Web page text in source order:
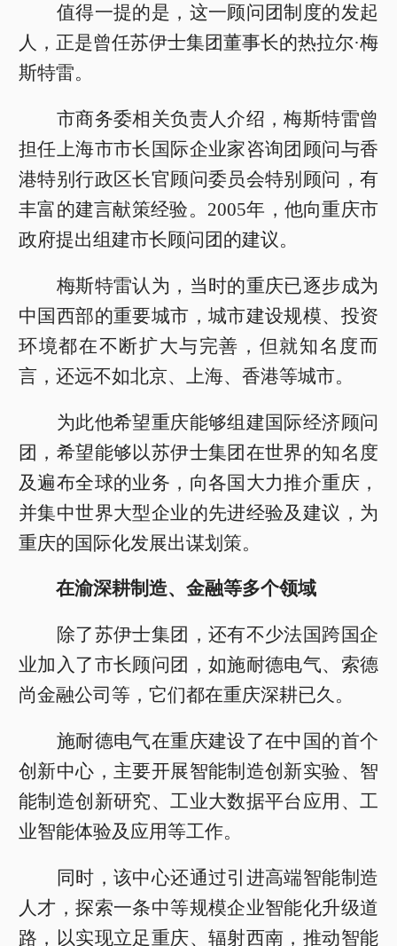
值得一提的是，这一顾问团制度的发起
人，正是曾任苏伊士集团董事长的热拉尔·梅
斯特雷。
市商务委相关负责人介绍，梅斯特雷曾
担任上海市市长国际企业家咨询团顾问与香
港特别行政区长官顾问委员会特别顾问，有
丰富的建言献策经验。2005年，他向重庆市
政府提出组建市长顾问团的建议。
梅斯特雷认为，当时的重庆已逐步成为
中国西部的重要城市，城市建设规模、投资
环境都在不断扩大与完善，但就知名度而
言，还远不如北京、上海、香港等城市。
为此他希望重庆能够组建国际经济顾问
团，希望能够以苏伊士集团在世界的知名度
及遍布全球的业务，向各国大力推介重庆，
并集中世界大型企业的先进经验及建议，为
重庆的国际化发展出谋划策。
在渝深耕制造、金融等多个领域
除了苏伊士集团，还有不少法国跨国企
业加入了市长顾问团，如施耐德电气、索德
尚金融公司等，它们都在重庆深耕已久。
施耐德电气在重庆建设了在中国的首个
创新中心，主要开展智能制造创新实验、智
能制造创新研究、工业大数据平台应用、工
业智能体验及应用等工作。
同时，该中心还通过引进高端智能制造
人才，探索一条中等规模企业智能化升级道
路，以实现立足重庆、辐射西南，推动智能